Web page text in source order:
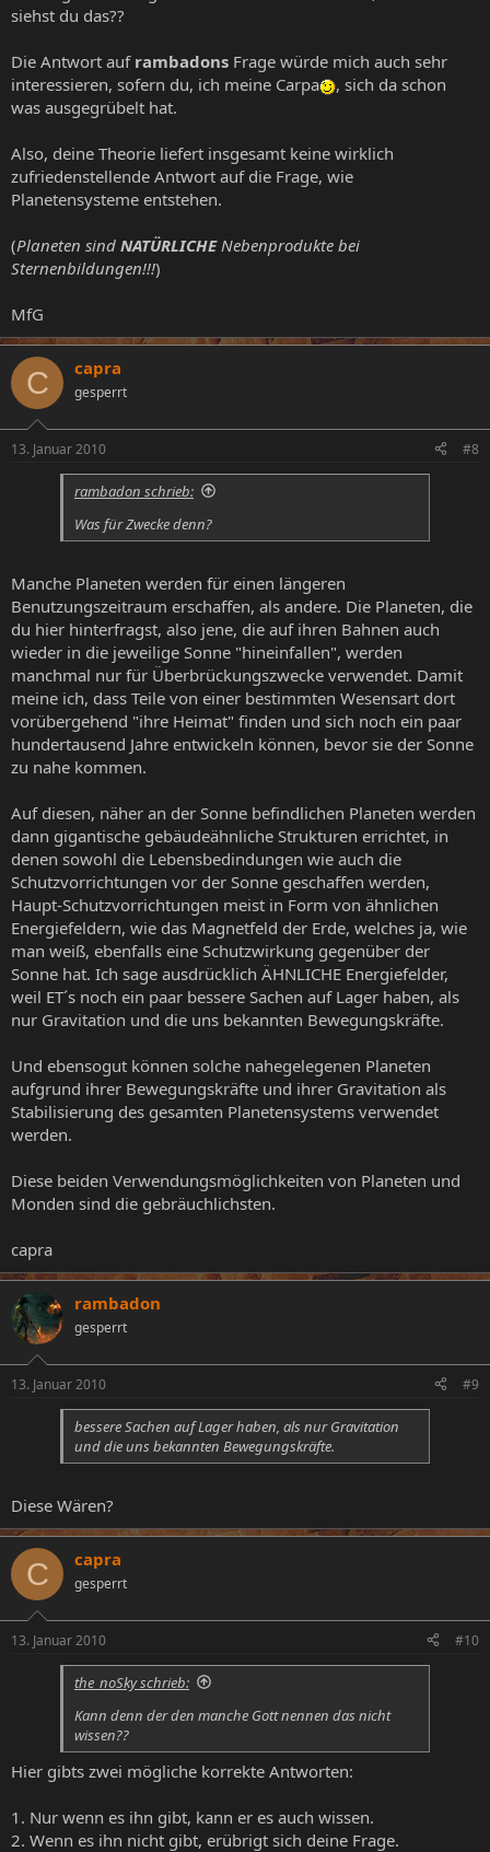
siehst du das??
Die Antwort auf rambadons Frage würde mich auch sehr
interessieren, sofern du, ich meine Carpa
, sich da schon
was ausgegrübelt hat.
Also, deine Theorie liefert insgesamt keine wirklich
zufriedenstellende Antwort auf die Frage, wie
Planetensysteme entstehen.
(Planeten sind NATÜRLICHENebenprodukte bei
Sternenbildungen!!!)
MfG
C capra
gesperrt
13. Januar 2010 #8
rambadon schrieb:
Was für Zwecke denn?
Manche Planeten werden für einen längeren
Benutzungszeitraum erschaffen, als andere. Die Planeten, die
du hier hinterfragst, also jene, die auf ihren Bahnen auch
wieder in die jeweilige Sonne "hineinfallen", werden
manchmal nur für Überbrückungszwecke verwendet. Damit
meine ich, dass Teile von einer bestimmten Wesensart dort
vorübergehend "ihre Heimat" finden und sich noch ein paar
hundertausend Jahre entwickeln können, bevor sie der Sonne
zu nahe kommen.
Auf diesen, näher an der Sonne befindlichen Planeten werden
dann gigantische gebäudeähnliche Strukturen errichtet, in
denen sowohl die Lebensbedindungen wie auch die
Schutzvorrichtungen vor der Sonne geschaffen werden,
Haupt-Schutzvorrichtungen meist in Form von ähnlichen
Energiefeldern, wie das Magnetfeld der Erde, welches ja, wie
man weiß, ebenfalls eine Schutzwirkung gegenüber der
Sonne hat. Ich sage ausdrücklich ÄHNLICHE Energiefelder,
weil ET´s noch ein paar bessere Sachen auf Lager haben, als
nur Gravitation und die uns bekannten Bewegungskräfte.
Und ebensogut können solche nahegelegenen Planeten
aufgrund ihrer Bewegungskräfte und ihrer Gravitation als
Stabilisierung des gesamten Planetensystems verwendet
werden.
Diese beiden Verwendungsmöglichkeiten von Planeten und
Monden sind die gebräuchlichsten.
capra
rambadon
gesperrt
13. Januar 2010 #9
bessere Sachen auf Lager haben, als nur Gravitation
und die uns bekannten Bewegungskräfte.
Diese Wären?
C capra
gesperrt
13. Januar 2010 #10
the_noSky schrieb:
Kann denn der den manche Gott nennen das nicht
wissen??
Hier gibts zwei mögliche korrekte Antworten:
1. Nur wenn es ihn gibt, kann er es auch wissen.
2. Wenn es ihn nicht gibt, erübrigt sich deine Frage.